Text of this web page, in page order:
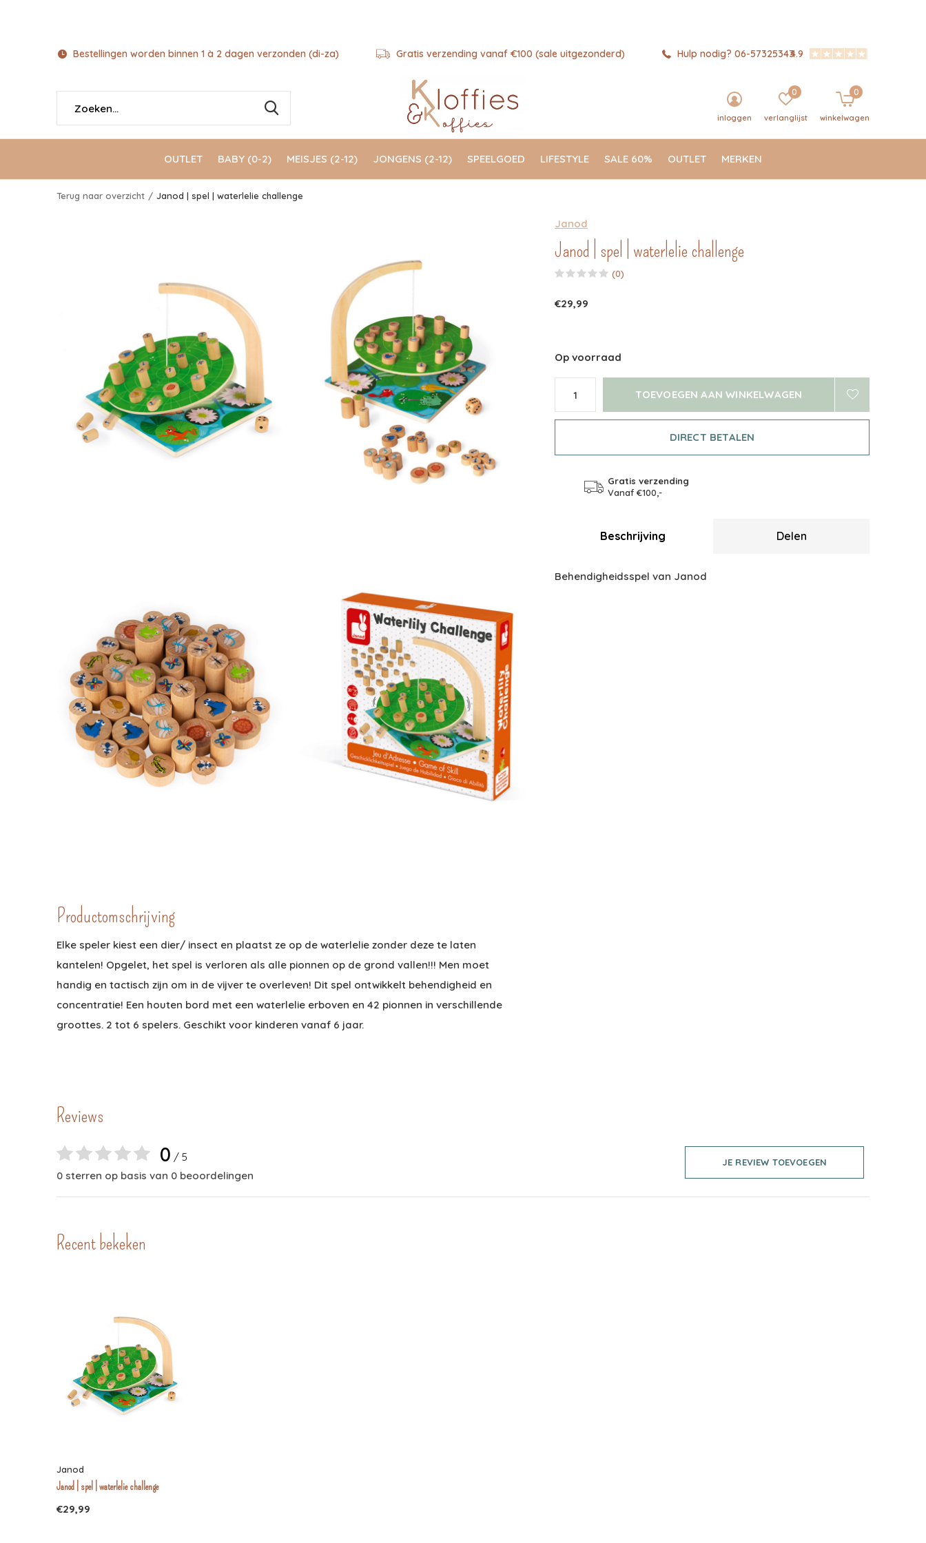
OUTLET BABY (0-2) MEISJES (2-12) JONGENS (2-12) SPEELGOED LIFESTYLE SALE 60% OUTLET MERKEN
inloggen verlanglijst
0
winkelwagen
0
Bestellingen worden binnen 1 à 2 dagen verzonden (di-za) Gratis verzending vanaf €100 (sale uitgezonderd) Hulp nodig? 06-573253434.9
Terug naar overzicht Janod | spel | waterlelie challenge
Janod
Janod | spel | waterlelie challenge
(0)
€29,99
Op voorraad
TOEVOEGEN AAN WINKELWAGEN
DIRECT BETALEN
Gratis verzending
Vanaf €100,-
Beschrijving Delen
Behendigheidsspel van Janod
Productomschrijving
Elke speler kiest een dier/ insect en plaatst ze op de waterlelie zonder deze te laten
kantelen! Opgelet, het spel is verloren als alle pionnen op de grond vallen!!! Men moet
handig en tactisch zijn om in de vijver te overleven! Dit spel ontwikkelt behendigheid en
concentratie! Een houten bord met een waterlelie erboven en 42 pionnen in verschillende
groottes. 2 tot 6 spelers. Geschikt voor kinderen vanaf 6 jaar.
Reviews
0 / 5
0 sterren op basis van 0 beoordelingen
JE REVIEW TOEVOEGEN
Recent bekeken
Janod
Janod | spel | waterlelie challenge
€29,99